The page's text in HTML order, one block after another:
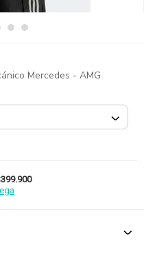
Mercedes - AMG